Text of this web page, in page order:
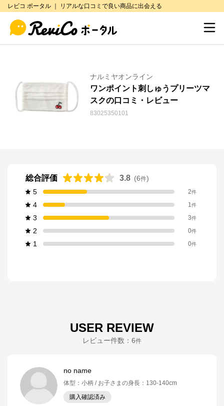
レビコ ポータル ｜ リアルな口コミで良い商品に出会える
ナルミヤオンライン
ワンポイント刺しゅうプリーツマ
スクの口コミ・レビュー
83025350101
総合評価 3.8 (6件)
5
2件
4 1件
3 3件
2 0件
1 0件
USER REVIEW
レビュー件数： 6件
no name
体型 ： 小柄 お子さまの身長 ： 130-140cm
購入確認済み